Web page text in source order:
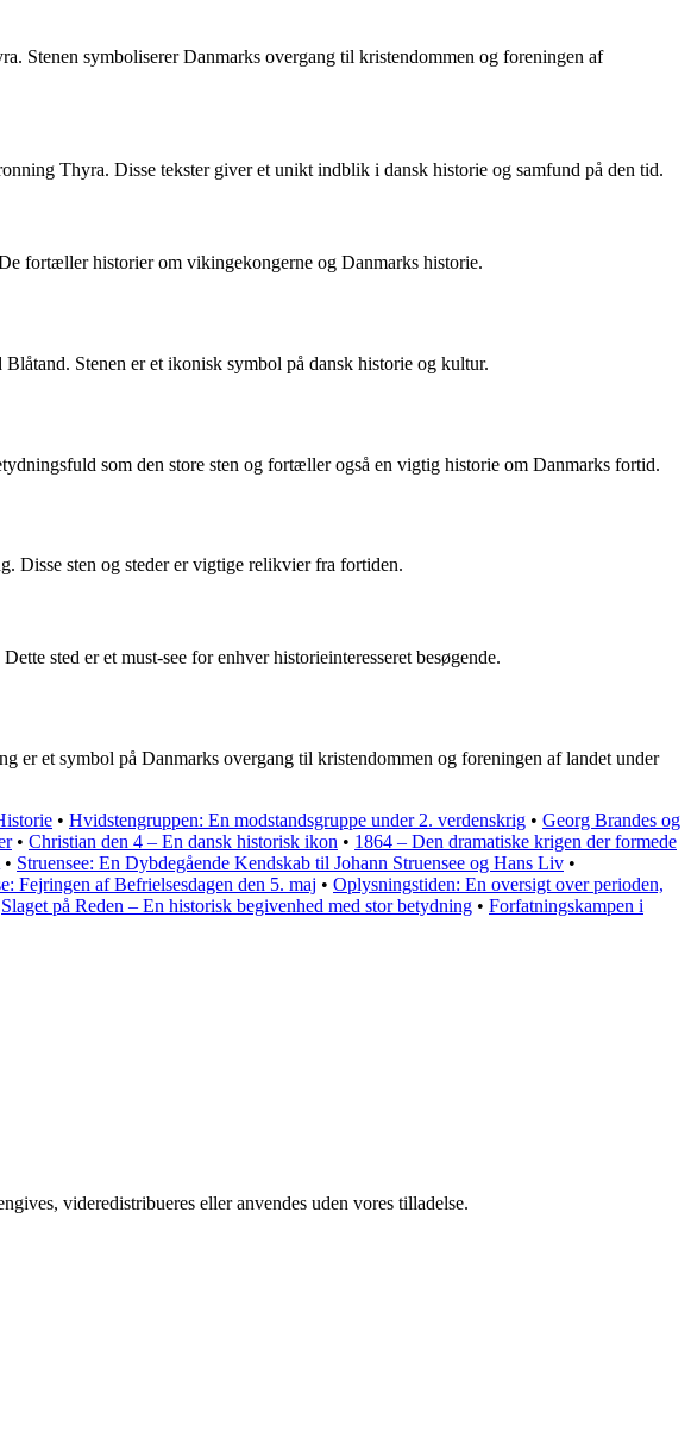
Stenen symboliserer Danmarks overgang til kristendommen og foreningen af
Thyra. Disse tekster giver et unikt indblik i dansk historie og samfund på den tid.
fortæller historier om vikingekongerne og Danmarks historie.
Stenen er et ikonisk symbol på dansk historie og kultur.
som den store sten og fortæller også en vigtig historie om Danmarks fortid.
Disse sten og steder er vigtige relikvier fra fortiden.
sted er et must-see for enhver historieinteresseret besøgende.
er et symbol på Danmarks overgang til kristendommen og foreningen af landet under
• Hvidstengruppen: En modstandsgruppe under 2. verdenskrig • Georg Brandes og
• Christian den 4 – En dansk historisk ikon • 1864 – Den dramatiske krigen der formede
• Struensee: En Dybdegående Kendskab til Johann Struensee og Hans Liv •
Fejringen af Befrielsesdagen den 5. maj • Oplysningstiden: En oversigt over perioden,
Slaget på Reden – En historisk begivenhed med stor betydning • Forfatningskampen i
videredistribueres eller anvendes uden vores tilladelse.